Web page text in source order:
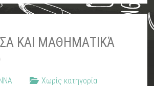
ΚΑΙ ΜΑΘΗΜΑΤΙΚΆ
Χωρίς κατηγορία